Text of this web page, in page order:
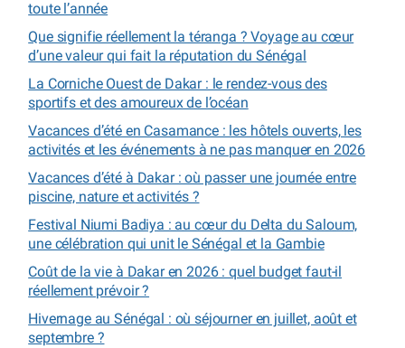
toute l’année
Que signifie réellement la téranga ? Voyage au cœur
d’une valeur qui fait la réputation du Sénégal
La Corniche Ouest de Dakar : le rendez-vous des
sportifs et des amoureux de l’océan
Vacances d’été en Casamance : les hôtels ouverts, les
activités et les événements à ne pas manquer en 2026
Vacances d’été à Dakar : où passer une journée entre
piscine, nature et activités ?
Festival Niumi Badiya : au cœur du Delta du Saloum,
une célébration qui unit le Sénégal et la Gambie
Coût de la vie à Dakar en 2026 : quel budget faut-il
réellement prévoir ?
Hivernage au Sénégal : où séjourner en juillet, août et
septembre ?